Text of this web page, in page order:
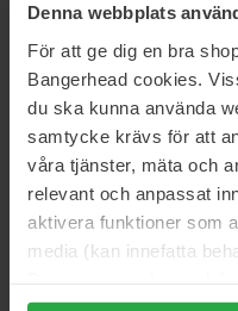
Denna webbplats
För att ge dig en bra
Bangerhead cookies.
du ska kunna använda
samtycke krävs för att
våra tjänster, mäta och
relevant och anpassat
aktivera funktioner som
media (kan innefatta
31 €
Molton Brown
Orange & Bergamot
300 ml
30 €